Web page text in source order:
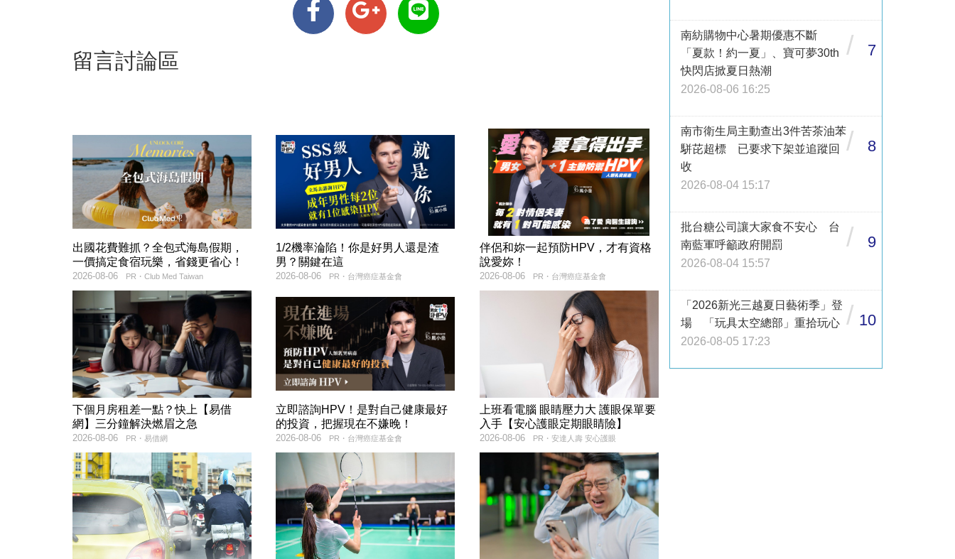
留言討論區
出國花費難抓？全包式海島假期，
一價搞定食宿玩樂，省錢更省心！
PR・Club Med Taiwan
2026-08-06
1/2機率淪陷！你是好男人還是渣
男？關鍵在這
PR・台灣癌症基金會
2026-08-06
伴侶和妳一起預防HPV，才有資格
說愛妳！
PR・台灣癌症基金會
2026-08-06
下個月房租差一點？快上【易借
網】三分鐘解決燃眉之急
PR・易借網
2026-08-06
立即諮詢HPV！是對自己健康最好
的投資，把握現在不嫌晚！
PR・台灣癌症基金會
2026-08-06
上班看電腦 眼睛壓力大 護眼保單要
入手【安心護眼定期眼睛險】
PR・安達人壽 安心護眼
2026-08-06
南紡購物中心暑期優惠不斷
「夏款！約一夏」、寶可夢30th
快閃店掀夏日熱潮
2026-08-06 16:25
/ 7
南市衛生局主動查出3件苦茶油苯
駢芘超標 已要求下架並追蹤回
收
2026-08-04 15:17
/ 8
批台糖公司讓大家食不安心 台
南藍軍呼籲政府開罰
2026-08-04 15:57
/ 9
「2026新光三越夏日藝術季」登
場 「玩具太空總部」重拾玩心
2026-08-05 17:23
/ 10